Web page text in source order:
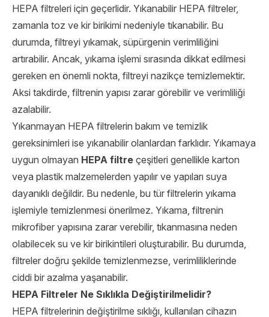
HEPA filtreleri için geçerlidir. Yıkanabilir HEPA filtreler,
zamanla toz ve kir birikimi nedeniyle tıkanabilir. Bu
durumda, filtreyi yıkamak, süpürgenin verimliliğini
artırabilir. Ancak, yıkama işlemi sırasında dikkat edilmesi
gereken en önemli nokta, filtreyi nazikçe temizlemektir.
Aksi takdirde, filtrenin yapısı zarar görebilir ve verimliliği
azalabilir.
Yıkanmayan HEPA filtrelerin bakım ve temizlik
gereksinimleri ise yıkanabilir olanlardan farklıdır. Yıkamaya
uygun olmayan HEPA filtre çeşitleri genellikle karton
veya plastik malzemelerden yapılır ve yapıları suya
dayanıklı değildir. Bu nedenle, bu tür filtrelerin yıkama
işlemiyle temizlenmesi önerilmez. Yıkama, filtrenin
mikrofiber yapısına zarar verebilir, tıkanmasına neden
olabilecek su ve kir birikintileri oluşturabilir. Bu durumda,
filtreler doğru şekilde temizlenmezse, verimliliklerinde
ciddi bir azalma yaşanabilir.
HEPA Filtreler Ne Sıklıkla Değiştirilmelidir?
HEPA filtrelerinin değiştirilme sıklığı, kullanılan cihazın